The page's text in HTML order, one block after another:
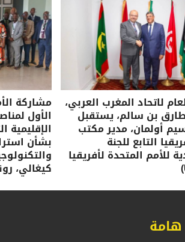
لاتحاد المغرب العربي،
بن سالم، يستقبل
أولمان، مدير مكتب
التابع للجنة
للأمم المتحدة لأفريقيا
مشاركة
الأول
الإقليمية
بشأن
كيغالي، روندا، 16-17
هامة